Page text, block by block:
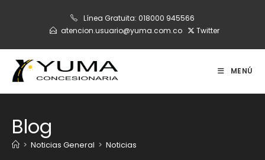
Línea Gratuita: 018000 945566
atencion.usuario@yuma.com.co
Twitter
MENÚ
Blog
> Noticias General > Noticias